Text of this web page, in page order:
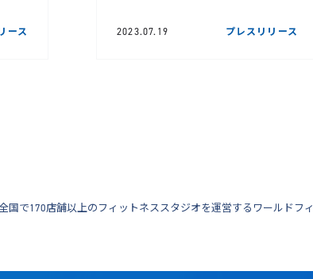
ース 2023.07.19 プレスリリース
国で170店舗以上のフィットネススタジオを運営するワールドフィ